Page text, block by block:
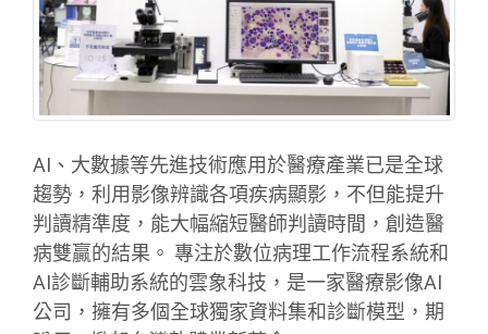
AI、大數據等先進技術應用於醫療產業已是全球
趨勢，利用影像辨識各項疾病顯影，不但能提升
判讀精準度，能大幅縮短醫師判讀時間，創造醫
病雙贏的結果。 專注於數位病理工作流程系統和
AI診斷輔助系統的雲象科技，是一家醫療影像AI
公司，擁有多個全球獨家資料集和診斷模型，期